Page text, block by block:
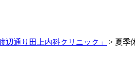
辺通り田上内科クリニック」 > 夏季